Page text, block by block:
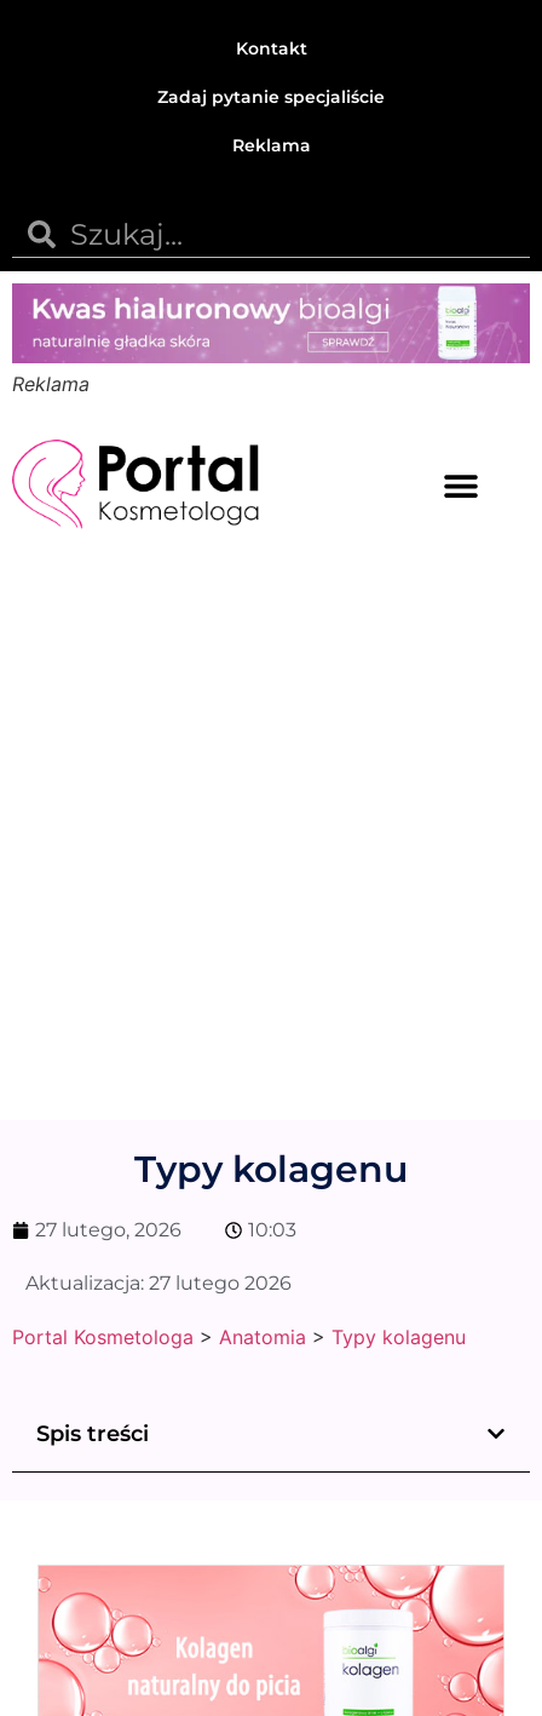
Kontakt
Zadaj pytanie specjaliście
Reklama
Reklama
Typy kolagenu
27 lutego, 2026 10:03
Aktualizacja: 27 lutego 2026
Portal Kosmetologa > Anatomia > Typy kolagenu
Spis treści